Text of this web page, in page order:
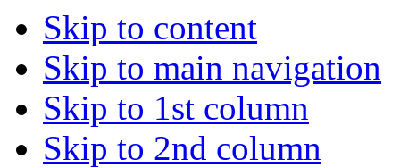
Skip to content
Skip to main navigation
Skip to 1st column
Skip to 2nd column